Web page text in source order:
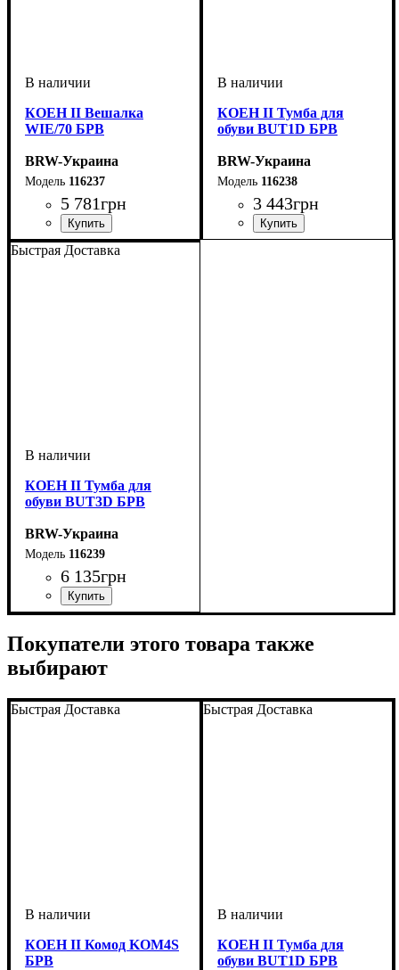
КОЕН II Вешалка
WIE/70 БРВ
BRW-Украина
116237
5 781грн
ширина, мм: 700
высота, мм: 1600
глубина, мм: 40
КОЕН II Тумба для
обуви BUT1D БРВ
BRW-Украина
116238
3 443грн
ширина, мм: 705
высота, мм: 490
глубина, мм: 350
Быстрая Доставка
КОЕН II Тумба для
обуви BUT3D БРВ
BRW-Украина
116239
6 135грн
ширина, мм: 705
высота, мм: 1215
глубина, мм: 175
Покупатели этого товара также
выбирают
Быстрая Доставка
КОЕН II Комод KOM4S
БРВ
Быстрая Доставка
КОЕН II Тумба для
обуви BUT1D БРВ